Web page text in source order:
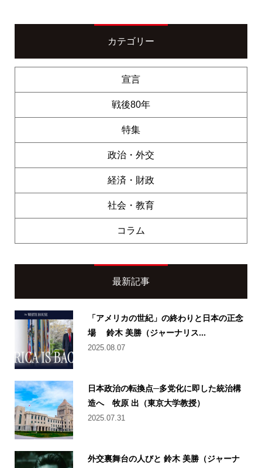
カテゴリー
宣言
戦後80年
特集
政治・外交
経済・財政
社会・教育
コラム
最新記事
「アメリカの世紀」の終わりと日本の正念
場 鈴木 美勝（ジャーナリス...
2025.08.07
日本政治の転換点─多党化に即した統治構
造へ 牧原 出（東京大学教授）
2025.07.31
外交裏舞台の人びと 鈴木 美勝（ジャーナ